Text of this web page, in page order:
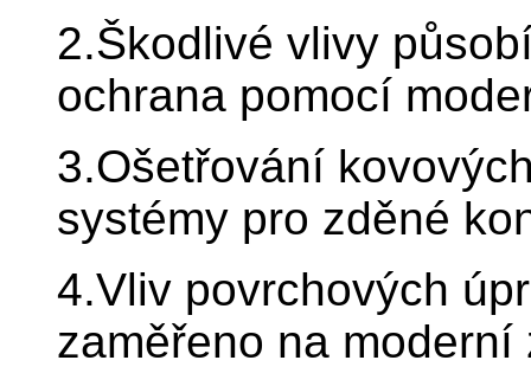
2.Škodlivé vlivy
ochrana pomocí
3.Ošetřování
systémy pro zděné
4.Vliv povrchových
zaměřeno na